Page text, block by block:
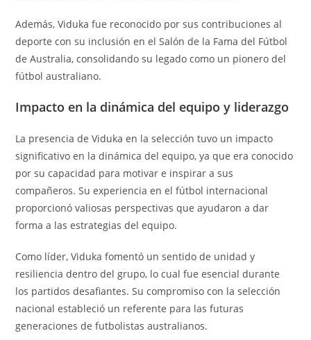
Además, Viduka fue reconocido por sus contribuciones al
deporte con su inclusión en el Salón de la Fama del Fútbol
de Australia, consolidando su legado como un pionero del
fútbol australiano.
Impacto en la dinámica del equipo y liderazgo
La presencia de Viduka en la selección tuvo un impacto
significativo en la dinámica del equipo, ya que era conocido
por su capacidad para motivar e inspirar a sus
compañeros. Su experiencia en el fútbol internacional
proporcionó valiosas perspectivas que ayudaron a dar
forma a las estrategias del equipo.
Como líder, Viduka fomentó un sentido de unidad y
resiliencia dentro del grupo, lo cual fue esencial durante
los partidos desafiantes. Su compromiso con la selección
nacional estableció un referente para las futuras
generaciones de futbolistas australianos.